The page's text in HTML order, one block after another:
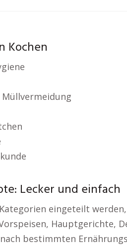
Kochen
Lecker und einfach
eingeteilt
Hauptgerichte,
bestimmten